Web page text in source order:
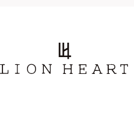
フラワー